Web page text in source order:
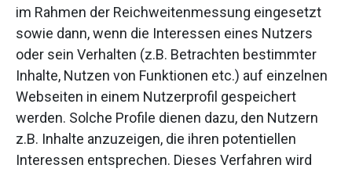
im Rahmen der Reichweitenmessung eingesetzt
sowie dann, wenn die Interessen eines Nutzers
oder sein Verhalten (z.B. Betrachten bestimmter
Inhalte, Nutzen von Funktionen etc.) auf einzelnen
Webseiten in einem Nutzerprofil gespeichert
werden. Solche Profile dienen dazu, den Nutzern
z.B. Inhalte anzuzeigen, die ihren potentiellen
Interessen entsprechen. Dieses Verfahren wird